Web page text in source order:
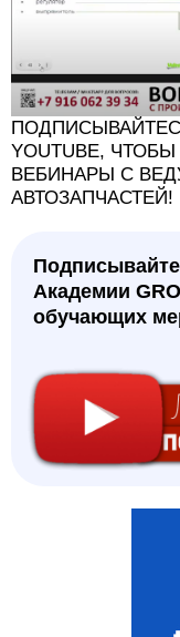
YOUTUBE,
ВЕБИНАРЫ С
АВТОЗАПЧАСТЕЙ!
Академии
обучающих